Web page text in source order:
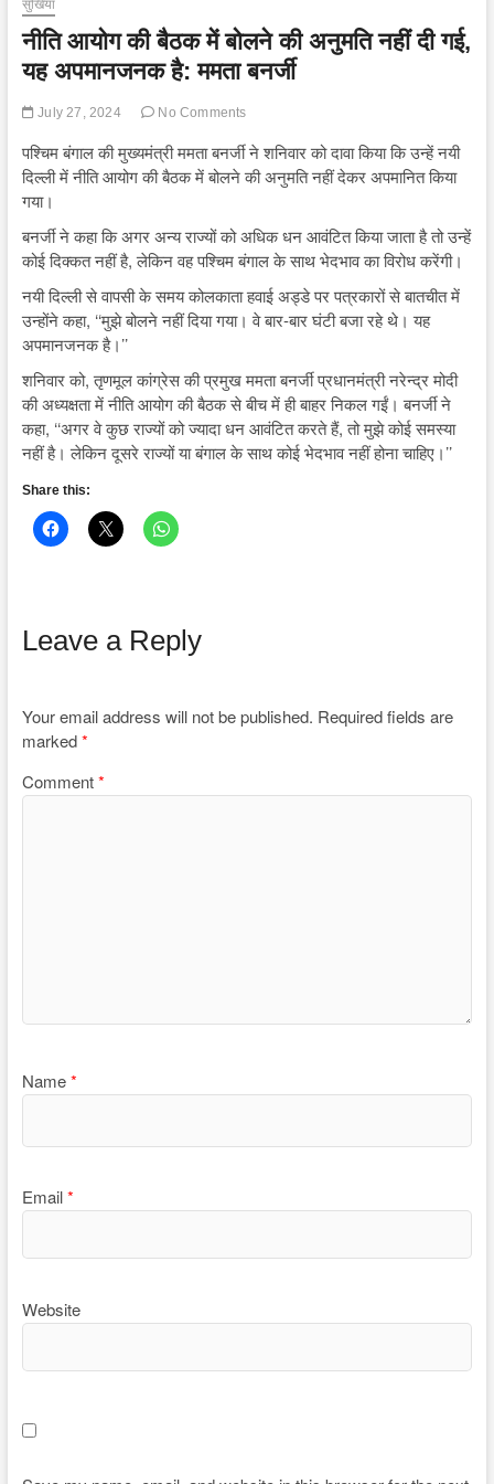
सुर्खियां
नीति आयोग की बैठक में बोलने की अनुमति नहीं दी गई,
यह अपमानजनक है: ममता बनर्जी
July 27, 2024 No Comments
पश्चिम बंगाल की मुख्यमंत्री ममता बनर्जी ने शनिवार को दावा किया कि उन्हें नयी
दिल्ली में नीति आयोग की बैठक में बोलने की अनुमति नहीं देकर अपमानित किया
गया।
बनर्जी ने कहा कि अगर अन्य राज्यों को अधिक धन आवंटित किया जाता है तो उन्हें
कोई दिक्कत नहीं है, लेकिन वह पश्चिम बंगाल के साथ भेदभाव का विरोध करेंगी।
नयी दिल्ली से वापसी के समय कोलकाता हवाई अड्डे पर पत्रकारों से बातचीत में
उन्होंने कहा, ‘‘मुझे बोलने नहीं दिया गया। वे बार-बार घंटी बजा रहे थे। यह
अपमानजनक है।’’
शनिवार को, तृणमूल कांग्रेस की प्रमुख ममता बनर्जी प्रधानमंत्री नरेन्द्र मोदी
की अध्यक्षता में नीति आयोग की बैठक से बीच में ही बाहर निकल गईं। बनर्जी ने
कहा, ‘‘अगर वे कुछ राज्यों को ज्यादा धन आवंटित करते हैं, तो मुझे कोई समस्या
नहीं है। लेकिन दूसरे राज्यों या बंगाल के साथ कोई भेदभाव नहीं होना चाहिए।’’
Share this:
Leave a Reply
Your email address will not be published. Required fields are
marked*
Comment*
Name*
Email*
Website